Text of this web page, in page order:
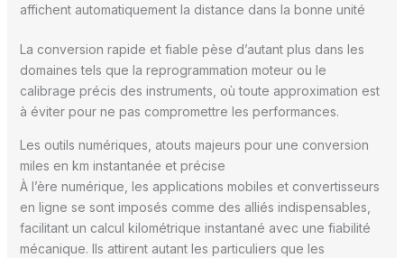
affichent automatiquement la distance dans la bonne unité
La conversion rapide et fiable pèse d’autant plus dans les
domaines tels que la reprogrammation moteur ou le
calibrage précis des instruments, où toute approximation est
à éviter pour ne pas compromettre les performances.
Les outils numériques, atouts majeurs pour une conversion
miles en km instantanée et précise
À l’ère numérique, les applications mobiles et convertisseurs
en ligne se sont imposés comme des alliés indispensables,
facilitant un calcul kilométrique instantané avec une fiabilité
mécanique. Ils attirent autant les particuliers que les